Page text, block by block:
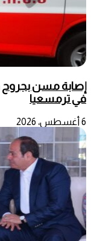
إصابة مسن بجروح
في ترمسعيا
6 أغسطس، 2026